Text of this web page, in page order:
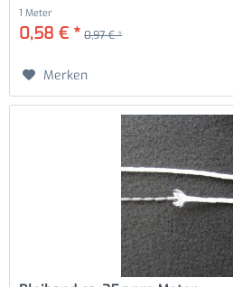
1 Meter
0,58 € * 0,97 € *
Merken